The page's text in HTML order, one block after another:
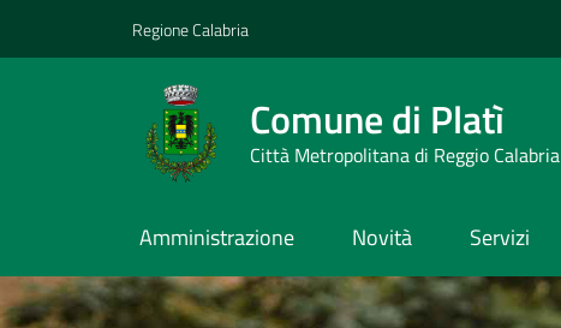
Regione Calabria
Comune di Platì
Città Metropolitana di Reggio Calabria
Amministrazione Novità Servizi